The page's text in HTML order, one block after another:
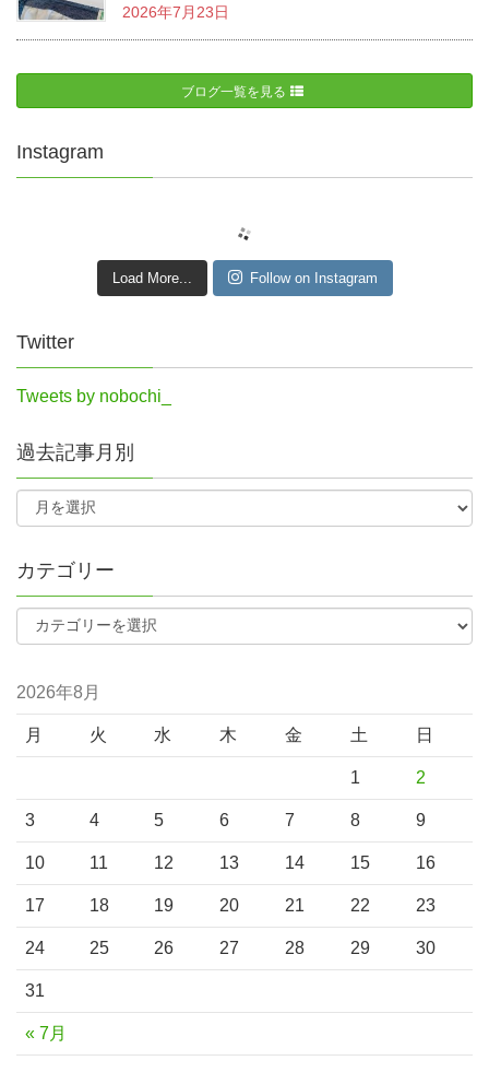
2026年7月23日
ブログ一覧を見る
Instagram
Load More... Follow on Instagram
Twitter
Tweets by nobochi_
過去記事月別
カテゴリー
2026年8月
月 火 水 木 金 土 日
« 7月
1 2
3 4 5 6 7 8 9
10 11 12 13 14 15 16
17 18 19 20 21 22 23
24 25 26 27 28 29 30
31